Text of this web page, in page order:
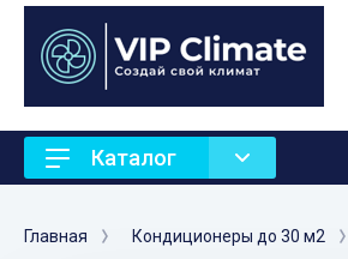
Каталог
Главная Кондиционеры до 30 м2